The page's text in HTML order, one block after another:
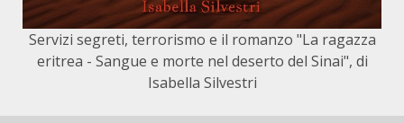
Servizi segreti, terrorismo e il romanzo "La ragazza
eritrea - Sangue e morte nel deserto del Sinai", di
Isabella Silvestri